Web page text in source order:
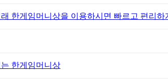
한게임머니상을 이용하시면 빠르고 편리하
한게임머니상